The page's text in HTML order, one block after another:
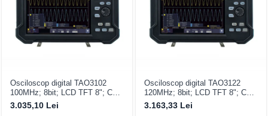
Osciloscop digital TAO3102
100MHz; 8bit; LCD TFT 8"; Ch:
2; 1Gsps; 40Mpts pentru a oferi
Ecran color
3.035,10 Lei
Osciloscop digital TAO3122
120MHz; 8bit; LCD TFT 8"; Ch:
2; 1Gsps; 40Mpts ce include
Decodificare serială
3.163,33 Lei